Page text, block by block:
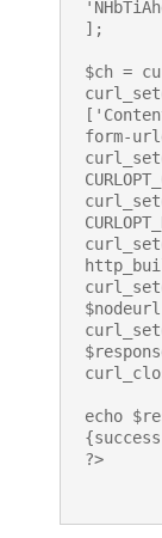
];
$ch =
form-
echo
?>